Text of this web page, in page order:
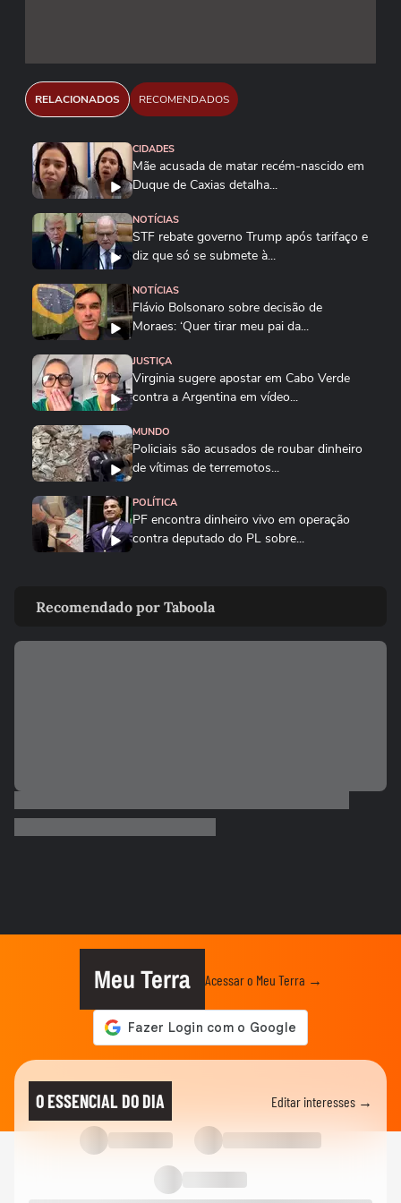
RELACIONADOS RECOMENDADOS
CIDADES
Mãe acusada de matar recém-nascido em
Duque de Caxias detalha...
NOTÍCIAS
STF rebate governo Trump após tarifaço e
diz que só se submete à...
NOTÍCIAS
Flávio Bolsonaro sobre decisão de
Moraes: ‘Quer tirar meu pai da...
JUSTIÇA
Virginia sugere apostar em Cabo Verde
contra a Argentina em vídeo...
MUNDO
Policiais são acusados de roubar dinheiro
de vítimas de terremotos...
POLÍTICA
PF encontra dinheiro vivo em operação
contra deputado do PL sobre...
lavagem de dinheiro por meio de...
POLÍTICA
em casa sobre arma...
Primeira Turma do STF fixa pena de
Eduardo Bolsonaro por coação em...
Primeira Turma do STF condena por
unanimidade Eduardo Bolsonaro...
Desembargador aponta uso de IA após
advogado apresentar...
Recomendado por Taboola
Meu Terra Acessar o Meu Terra →
O ESSENCIAL DO DIA Editar interesses →